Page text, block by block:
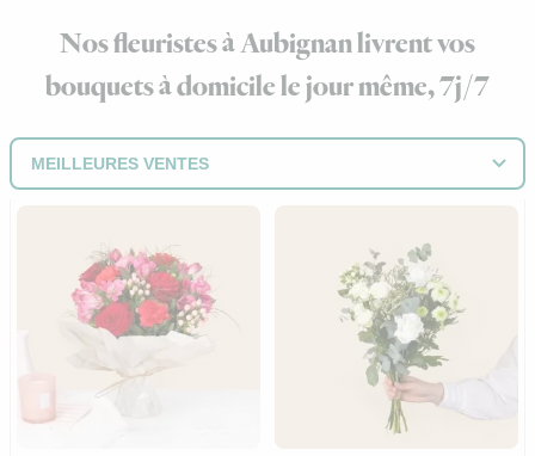
Nos fleuristes à Aubignan livrent vos
bouquets à domicile le jour même, 7j/7